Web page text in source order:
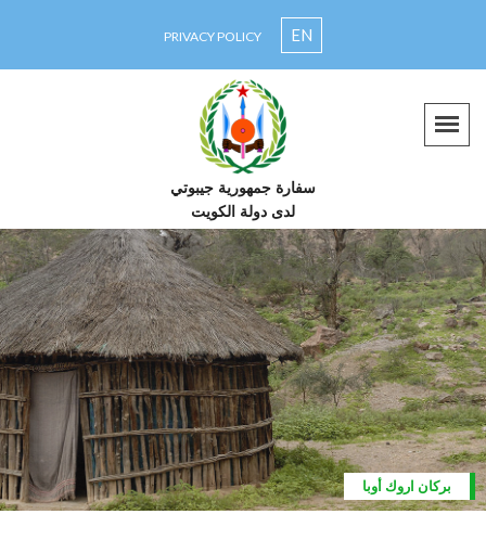
EN
PRIVACY POLICY
سفارة جمهورية جيبوتي
لدى دولة الكويت
بنكواليه